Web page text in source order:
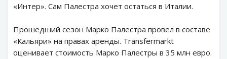
«Интер». Сам Палестра хочет остаться в Италии.
Прошедший сезон Марко Палестра провел в составе
«Кальяри» на правах аренды. Transfermarkt
оценивает стоимость Марко Палестры в 35 млн евро.